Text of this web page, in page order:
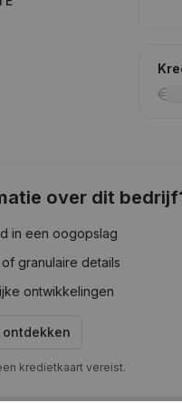
over dit
in een oogopslag
granulaire details
ontwikkelingen
ontdekken
kredietkaart vereist.